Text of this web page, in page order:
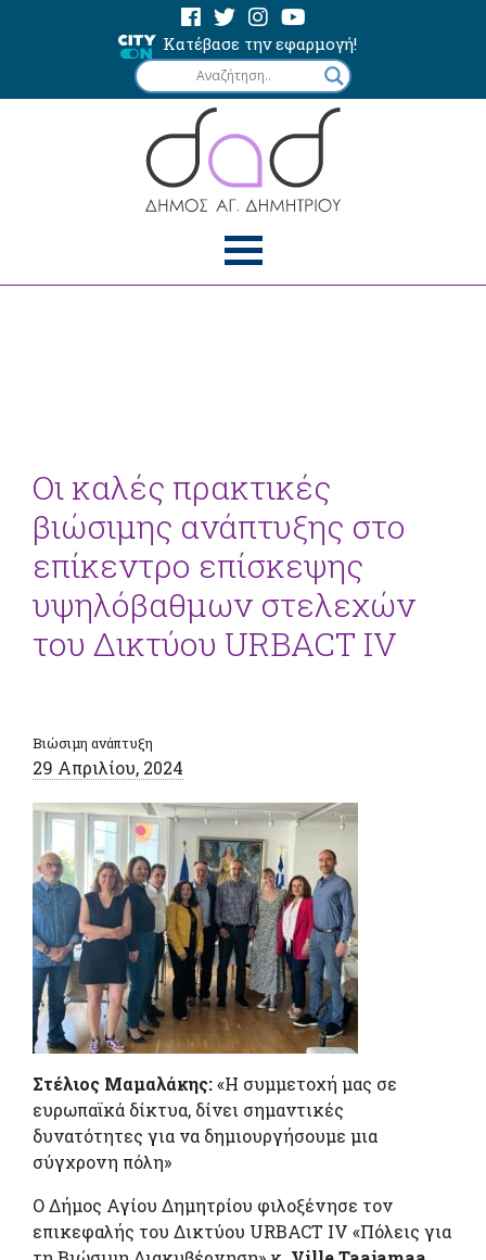
Κατέβασε την εφαρμογή!
Οι καλές πρακτικές
βιώσιμης ανάπτυξης στο
επίκεντρο επίσκεψης
υψηλόβαθμων στελεχών
του Δικτύου URBACT IV
Βιώσιμη ανάπτυξη
29 Απριλίου, 2024
Στέλιος Μαμαλάκης:«Η συμμετοχή μας σε
ευρωπαϊκά δίκτυα, δίνει σημαντικές
δυνατότητες για να δημιουργήσουμε μια
σύγχρονη πόλη»
Ο Δήμος Αγίου Δημητρίου φιλοξένησε τον
επικεφαλής του Δικτύου URBACT IV «Πόλεις για